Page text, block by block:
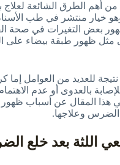
أهم الطرق الشائعة
خيار منتشر في طب
بعض التغيرات في صحة
ظهور طبقة بيضاء على
للعديد من العوامل إما
بالعدوى أو عدم
هذا المقال عن أسباب ظهور
الضرس وعلاجها.
اللثة بعد خلع